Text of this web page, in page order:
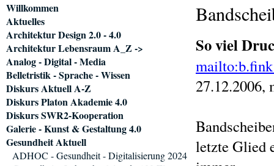
So viel
27.12.2006,
letzte Glied
Navigation
überspringen
Willkommen
Aktuelles
Architektur Design 2.0 - 4.0
Architektur Lebensraum A_Z ->
Analog - Digital - Media
Belletristik - Sprache - Wissen
Diskurs Aktuell A-Z
Diskurs Platon Akademie 4.0
Diskurs SWR2-Kooperation
Galerie - Kunst & Gestaltung 4.0
Gesundheit Aktuell
ADHOC - Gesundheit - Digitalisierung 2024